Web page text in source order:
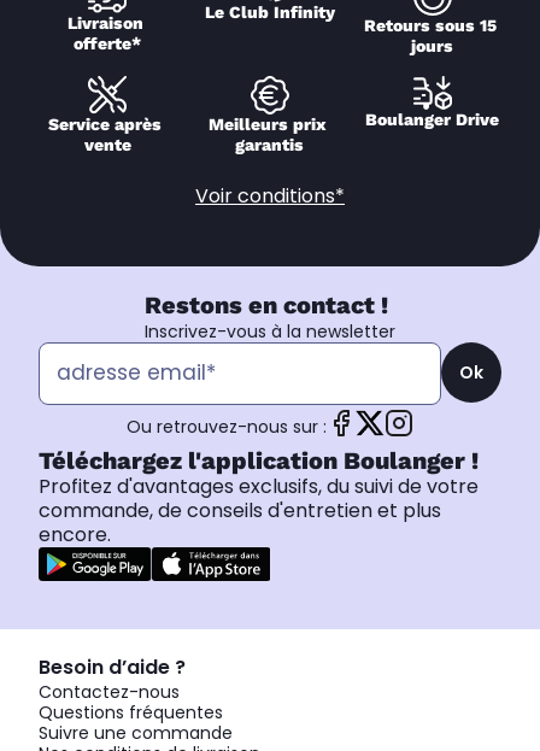
Livraison
offerte*
Le Club Infinity
Retours sous 15
jours
Service après
vente
Meilleurs prix
garantis
Boulanger Drive
Voir conditions*
Restons en contact !
Inscrivez-vous à la newsletter
Ok
Ou retrouvez-nous sur :
Téléchargez l'application Boulanger !
Profitez d'avantages exclusifs, du suivi de votre
commande, de conseils d'entretien et plus
encore.
Besoin d’aide ?
Contactez-nous
Questions fréquentes
Suivre une commande